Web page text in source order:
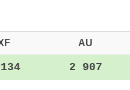
AU
2 907